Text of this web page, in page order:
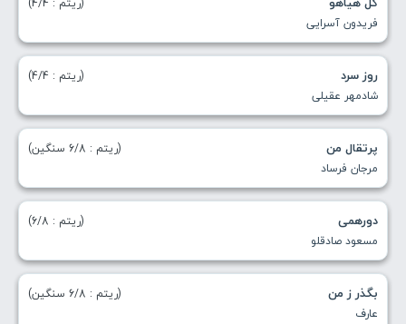
فریدون آسرایی
روز سرد
شادمهر عقیلی
(ریتم : 4/4)
پرتقال من
مرجان فرساد
(ریتم : 6/8 سنگین)
دورهمی
مسعود صادقلو
(ریتم : 6/8)
بگذر ز من
عارف
(ریتم : 6/8 سنگین)